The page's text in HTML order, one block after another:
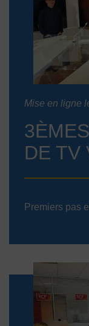
Mise en ligne
DE TV
Premiers pas